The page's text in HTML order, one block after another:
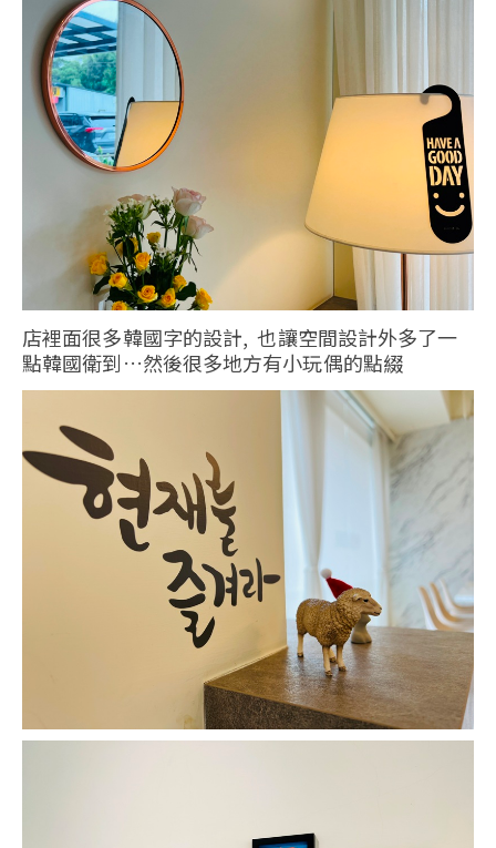
店裡面很多韓國字的設計, 也讓空間設計外多了一
點韓國衛到…然後很多地方有小玩偶的點綴